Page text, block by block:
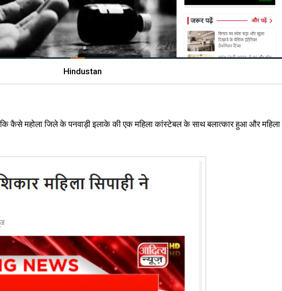
Hindustan
कि कैसे महोला जिले के पनवाड़ी इलाके की एक महिला कांस्टेबल के साथ बलात्कार हुआ और